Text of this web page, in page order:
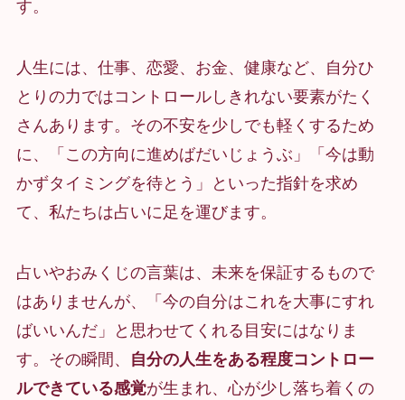
す。
人生には、仕事、恋愛、お金、健康など、自分ひ
とりの力ではコントロールしきれない要素がたく
さんあります。その不安を少しでも軽くするため
に、「この方向に進めばだいじょうぶ」「今は動
かずタイミングを待とう」といった指針を求め
て、私たちは占いに足を運びます。
占いやおみくじの言葉は、未来を保証するもので
はありませんが、「今の自分はこれを大事にすれ
ばいいんだ」と思わせてくれる目安にはなりま
す。その瞬間、
自分の人生をある程度コントロー
ルできている感覚が生まれ、心が少し落ち着くの